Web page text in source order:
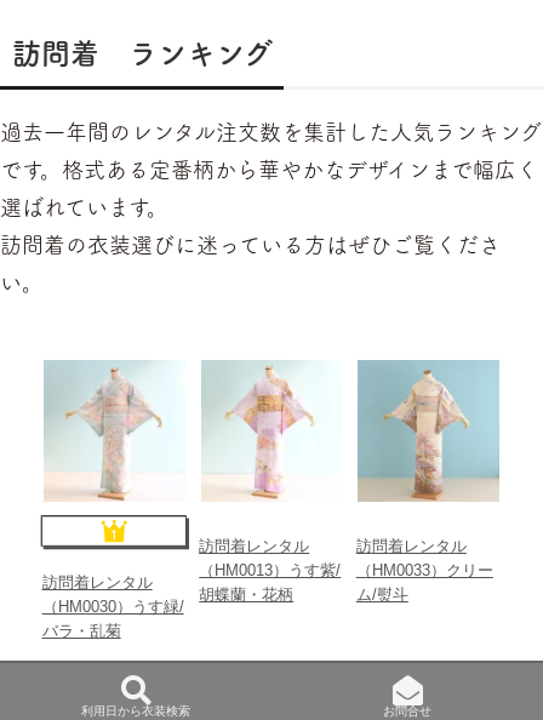
訪問着 ランキング
過去一年間のレンタル注文数を集計した人気ランキング
です。格式ある定番柄から華やかなデザインまで幅広く
選ばれています。
訪問着の衣装選びに迷っている方はぜひご覧くださ
い。
利用日から衣装検索 お問合せ